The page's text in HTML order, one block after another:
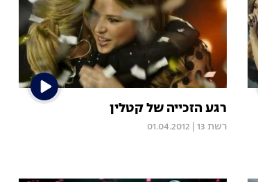
רגע הזכייה של קטלין
רשת 13 01.04.2012